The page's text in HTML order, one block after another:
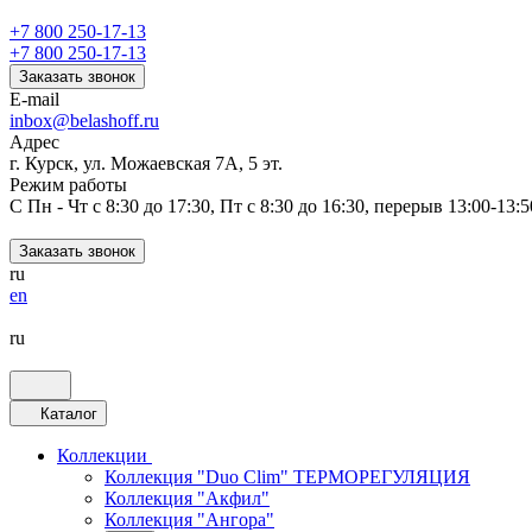
+7 800 250-17-13
+7 800 250-17-13
Заказать звонок
E-mail
inbox@belashoff.ru
Адрес
г. Курск, ул. Можаевская 7А, 5 эт.
Режим работы
C Пн - Чт с 8:30 до 17:30, Пт с 8:30 до 16:30, перерыв 13:00-
Заказать звонок
ru
en
ru
Каталог
Коллекции
Коллекция "Duo Clim" ТЕРМОРЕГУЛЯЦИЯ
Коллекция "Акфил"
Коллекция "Ангора"